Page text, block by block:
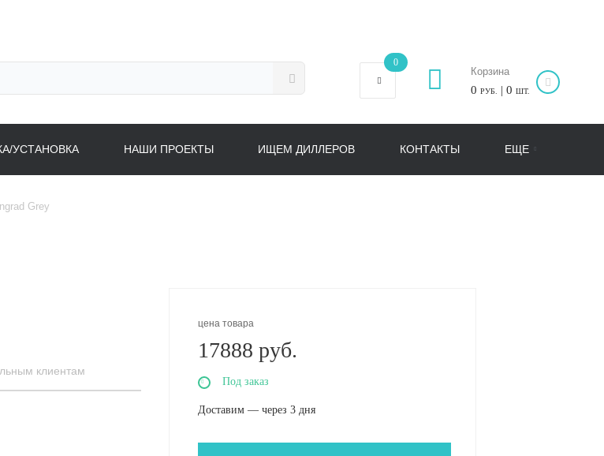
0
Корзина
0 РУБ. | 0 ШТ.
УСТАНОВКА НАШИ ПРОЕКТЫ ИЩЕМ ДИЛЛЕРОВ КОНТАКТЫ ЕЩЕ
Grey
цена товара
17888 руб.
Под заказ
Доставим — через 3 дня
клиентам